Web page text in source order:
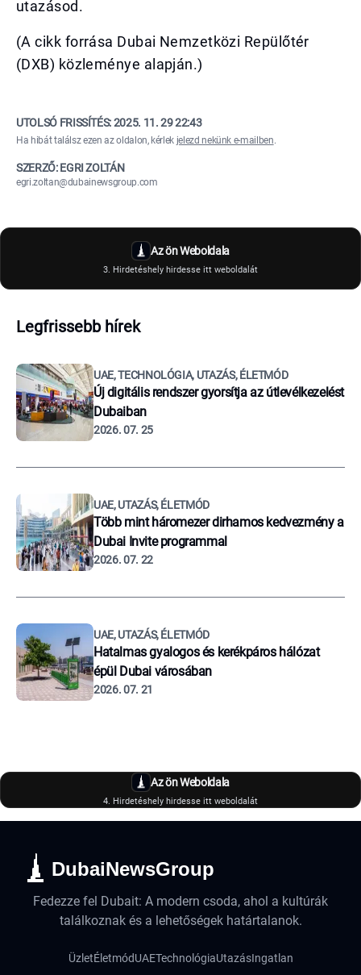
utazásod.
(A cikk forrása Dubai Nemzetközi Repülőtér
(DXB) közleménye alapján.)
UTOLSÓ FRISSÍTÉS:2025. 11. 29 22:43
Ha hibát találsz ezen az oldalon, kérlek jelezd nekünk e-mailben.
SZERZŐ: EGRI ZOLTÁN
egri.zoltan@dubainewsgroup.com
Az ön Weboldala
3. Hirdetéshely hirdesse itt weboldalát
Legfrissebb hírek
UAE, TECHNOLÓGIA, UTAZÁS, ÉLETMÓD
Új digitális rendszer gyorsítja az útlevélkezelést
Dubaiban
2026. 07. 25
UAE, UTAZÁS, ÉLETMÓD
Több mint háromezer dirhamos kedvezmény a
Dubai Invite programmal
2026. 07. 22
UAE, UTAZÁS, ÉLETMÓD
Hatalmas gyalogos és kerékpáros hálózat
épül Dubai városában
2026. 07. 21
Az ön Weboldala
4. Hirdetéshely hirdesse itt weboldalát
DubaiNewsGroup
Fedezze fel Dubait: A modern csoda, ahol a kultúrák
találkoznak és a lehetőségek határtalanok.
ÜzletÉletmódUAETechnológiaUtazásIngatlan